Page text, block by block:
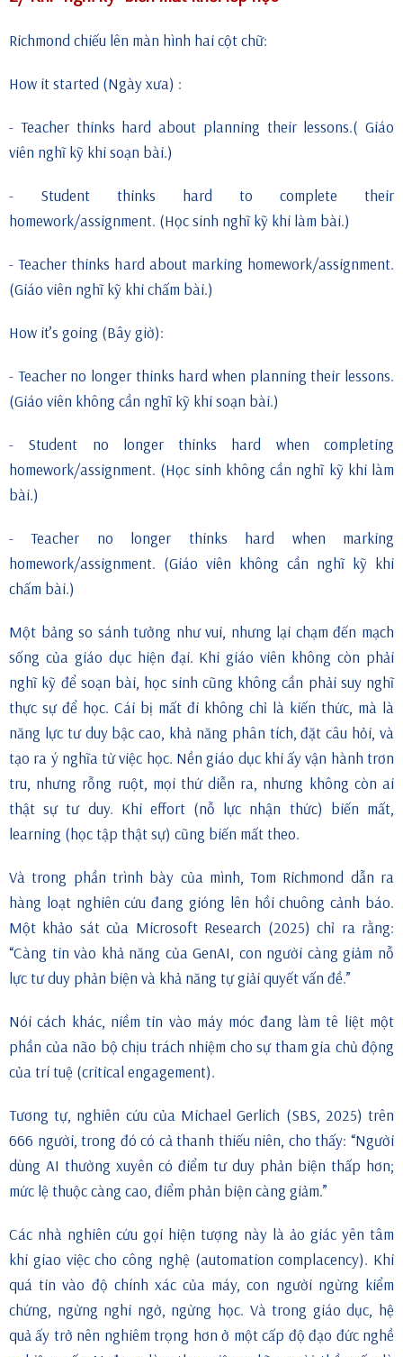
Richmond chiếu lên màn hình hai cột chữ:
How it started (Ngày xưa) :
- Teacher thinks hard about planning their lessons.( Giáo
viên nghĩ kỹ khi soạn bài.)
- Student thinks hard to complete their
homework/assignment. (Học sinh nghĩ kỹ khi làm bài.)
- Teacher thinks hard about marking homework/assignment.
(Giáo viên nghĩ kỹ khi chấm bài.)
How it’s going (Bây giờ):
- Teacher no longer thinks hard when planning their lessons.
(Giáo viên không cần nghĩ kỹ khi soạn bài.)
- Student no longer thinks hard when completing
homework/assignment. (Học sinh không cần nghĩ kỹ khi làm
bài.)
- Teacher no longer thinks hard when marking
homework/assignment. (Giáo viên không cần nghĩ kỹ khi
chấm bài.)
Một bảng so sánh tưởng như vui, nhưng lại chạm đến mạch
sống của giáo dục hiện đại. Khi giáo viên không còn phải
nghĩ kỹ để soạn bài, học sinh cũng không cần phải suy nghĩ
thực sự để học. Cái bị mất đi không chỉ là kiến thức, mà là
năng lực tư duy bậc cao, khả năng phân tích, đặt câu hỏi, và
tạo ra ý nghĩa từ việc học. Nền giáo dục khi ấy vận hành trơn
tru, nhưng rỗng ruột, mọi thứ diễn ra, nhưng không còn ai
thật sự tư duy. Khi effort (nỗ lực nhận thức) biến mất,
learning (học tập thật sự) cũng biến mất theo.
Và trong phần trình bày của mình, Tom Richmond dẫn ra
hàng loạt nghiên cứu đang gióng lên hồi chuông cảnh báo.
Một khảo sát của Microsoft Research (2025) chỉ ra rằng:
“Càng tin vào khả năng của GenAI, con người càng giảm nỗ
lực tư duy phản biện và khả năng tự giải quyết vấn đề.”
Nói cách khác, niềm tin vào máy móc đang làm tê liệt một
phần của não bộ chịu trách nhiệm cho sự tham gia chủ động
của trí tuệ (critical engagement).
Tương tự, nghiên cứu của Michael Gerlich (SBS, 2025) trên
666 người, trong đó có cả thanh thiếu niên, cho thấy: “Người
dùng AI thường xuyên có điểm tư duy phản biện thấp hơn;
mức lệ thuộc càng cao, điểm phản biện càng giảm.”
Các nhà nghiên cứu gọi hiện tượng này là ảo giác yên tâm
khi giao việc cho công nghệ (automation complacency). Khi
quá tin vào độ chính xác của máy, con người ngừng kiểm
chứng, ngừng nghi ngờ, ngừng học. Và trong giáo dục, hệ
quả ấy trở nên nghiêm trọng hơn ở một cấp độ đạo đức nghề